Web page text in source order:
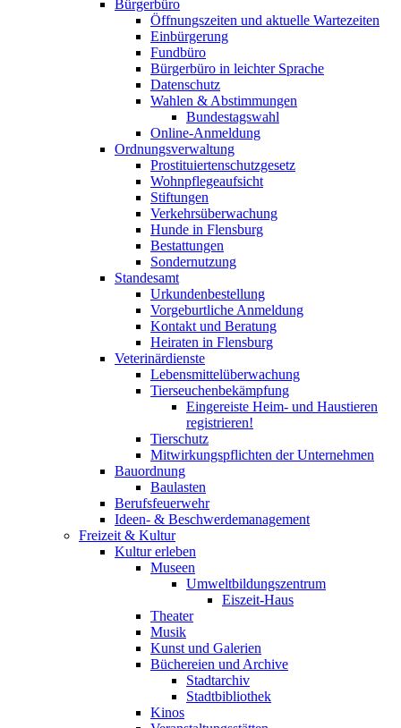
Bürgerbüro
Öffnungszeiten und aktuelle Wartezeiten
Einbürgerung
Fundbüro
Bürgerbüro in leichter Sprache
Datenschutz
Wahlen & Abstimmungen
Bundestagswahl
Online-Anmeldung
Ordnungsverwaltung
Prostituiertenschutzgesetz
Wohnpflegeaufsicht
Stiftungen
Verkehrsüberwachung
Hunde in Flensburg
Bestattungen
Sondernutzung
Standesamt
Urkundenbestellung
Vorgeburtliche Anmeldung
Kontakt und Beratung
Heiraten in Flensburg
Veterinärdienste
Lebensmittelüberwachung
Tierseuchenbekämpfung
Eingereiste Heim- und Haustieren
registrieren!
Tierschutz
Mitwirkungspflichten der Unternehmen
Bauordnung
Baulasten
Berufsfeuerwehr
Ideen- & Beschwerdemanagement
Freizeit & Kultur
Kultur erleben
Museen
Umweltbildungszentrum
Eiszeit-Haus
Theater
Musik
Kunst und Galerien
Büchereien und Archive
Stadtarchiv
Stadtbibliothek
Kinos